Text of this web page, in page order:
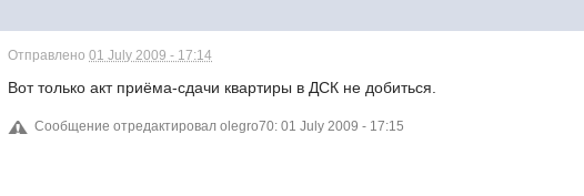
Отправлено01 July 2009 - 17:14
Вот только акт приёма-сдачи квартиры в ДСК не добиться.
Сообщение отредактировал olegro70: 01 July 2009 - 17:15